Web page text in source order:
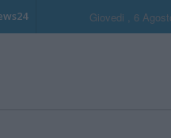
Giovedi , 6